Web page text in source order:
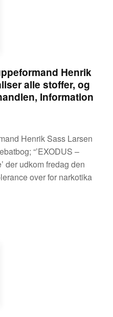
Henrik
alle stoffer, og
Information
Henrik Sass Larsen
“’EXODUS –
der udkom fredag den
over for narkotika